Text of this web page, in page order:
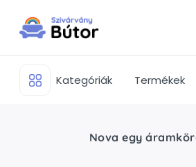
Kategóriák Termékek
Nova egy